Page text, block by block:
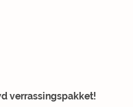
verrassingspakket!